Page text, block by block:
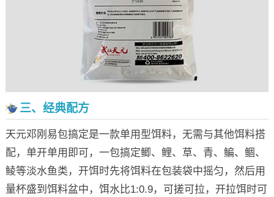
三、经典配方
天元邓刚易包搞定是一款单用型饵料，无需与其他饵料搭
配，单开单用即可，一包搞定鲫、鲤、草、青、鳊、鲴、
鲮等淡水鱼类，开饵时先将饵料在包装袋中摇匀，然后用
量杯盛到饵料盆中，饵水比1:0.9，可搓可拉，开拉饵时可